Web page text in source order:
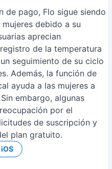
de pago, Flo sigue siendo
debido a su
aprecian
de la temperatura
seguimiento de su ciclo
Además, la función de
ayuda a las mujeres a
embargo, algunas
por el
de suscripción y
plan gratuito.
iOS